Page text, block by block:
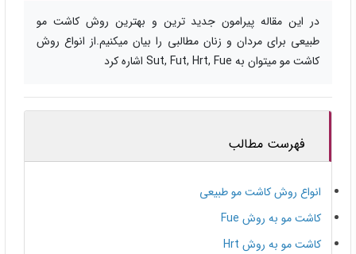
در این مقاله پیرامون جدید ترین و بهترین روش کاشت مو
طبیعی برای مردان و زنان مطالبی را بیان میکنیم.از انواع روش
کاشت مو میتوان به Sut, Fut, Hrt, Fue اشاره کرد
فهرست مطالب
انواع روش کاشت مو طبیعی
کاشت مو به روش Fue
کاشت مو به روش Hrt